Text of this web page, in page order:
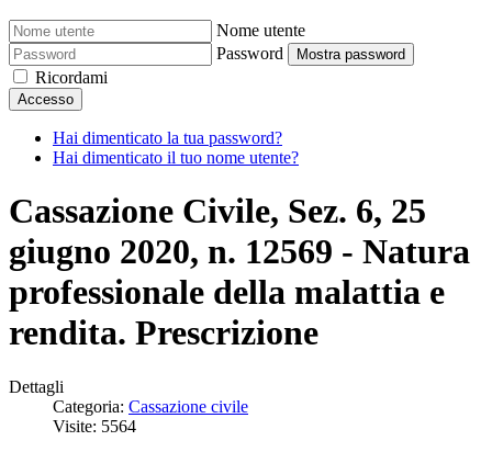
Nome utente
Password
Mostra password
Ricordami
Accesso
Hai dimenticato la tua password?
Hai dimenticato il tuo nome utente?
Cassazione Civile, Sez. 6, 25
giugno 2020, n. 12569 - Natura
professionale della malattia e
rendita. Prescrizione
Dettagli
Categoria: Cassazione civile
Visite: 5564